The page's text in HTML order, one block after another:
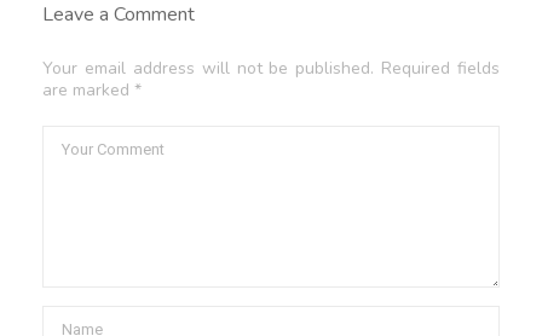
Leave a Comment
Your email address will not be published. Required fields
are marked *